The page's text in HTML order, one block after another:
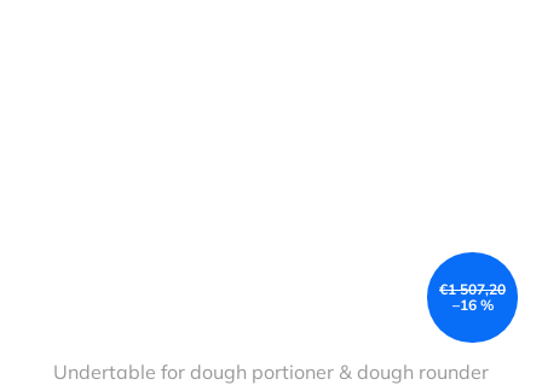
€1 507,20
–16 %
Undertable for dough portioner & dough rounder